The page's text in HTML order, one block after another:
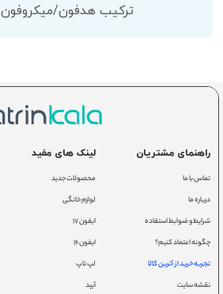
ترکیب هدفون/میکروفون
راهنمای مشتریان
تماس با ما
درباره ما
شرایط و ضوابط استفاده
چگونه اعتماد کنیم؟
تجربه خرید از آترین کالا
نقشه سایت
لینک های مفید
محصولات جدید
لوازم خانگی
ایفون ۱۷
ایفون ۱۶
لپ تاپ
آیپد